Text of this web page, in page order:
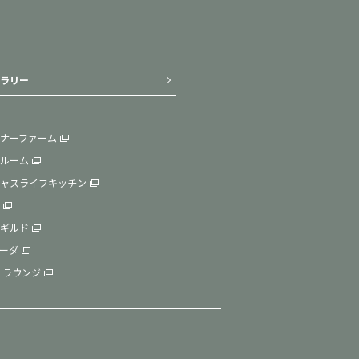
リー
ーファーム
ーム
スライフキッチン
ルド
ダ
ウンジ